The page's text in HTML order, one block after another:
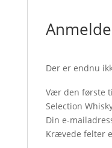
Der er endnu
Vær den første
Selection
Din e-
Krævede felter